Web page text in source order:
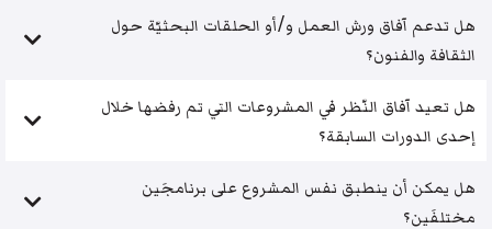
هل تدعم آفاق ورش العمل و/أو الحلقات البحثيّة حول
الثقافة والفنون؟
هل تعيد آفاق النّظر في المشروعات التي تم رفضها خلال
إحدى الدورات السابقة؟
هل يمكن أن ينطبق نفس المشروع على برنامجَين
مختلفَين؟